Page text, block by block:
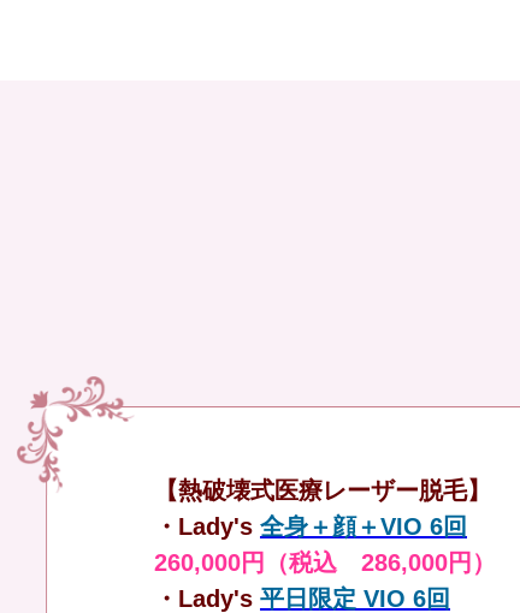
【熱破壊式医療レーザー脱毛】
・Lady's 全身＋顔＋VIO 6回
260,000円（税込 286,000円）
・Lady's 平日限定 VIO 6回